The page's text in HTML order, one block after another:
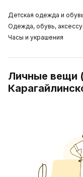
Детская одежда и
Одежда, обувь,
Часы и украшения
Личные вещи